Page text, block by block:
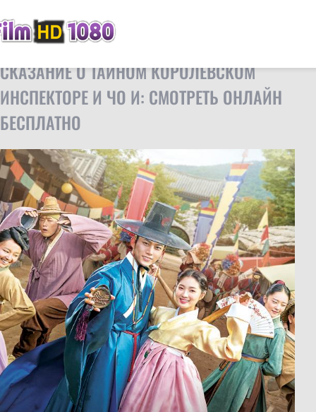
Сказание о тайном королевском инспекторе и Чо И
СКАЗАНИЕ О ТАЙНОМ КОРОЛЕВСКОМ
ИНСПЕКТОРЕ И ЧО И: СМОТРЕТЬ ОНЛАЙН
БЕСПЛАТНО